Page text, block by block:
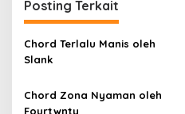
i
g
a
s
i
Posting Terkait
Chord Terlalu Manis oleh
Slank
Chord Zona Nyaman oleh
Fourtwnty